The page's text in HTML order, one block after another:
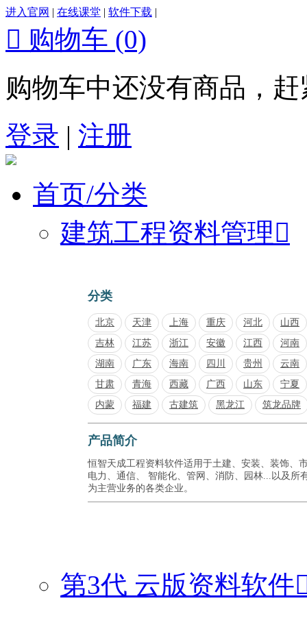
进入官网 | 在线课堂 | 软件下载 |
 购物车 (0)
购物车中还没有商品，
登录 | 注册
首页/分类
建筑工程资料管理
分类
北京 天津 上海 重庆 河北
山西
吉林
江苏 浙江 安徽 江西
河南
湖南
广东 海南 四川 贵州
云南
甘肃
青海 西藏 广西 山东
宁夏
内蒙
福建 古建筑 黑龙江 筑龙品牌
产品简介
恒智天成工程资料软件适用于土建、安装、装饰、
电力、通信、 智能化、管网、消防、园林...以及所
为主营业务的各类企业。
第3代 云版资料软件